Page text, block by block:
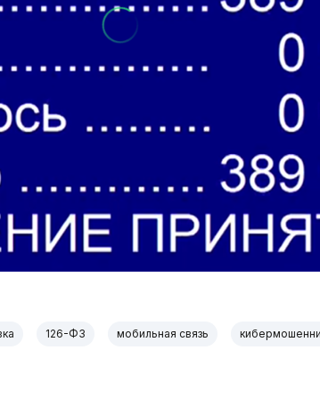
126-ФЗ мобильная связь